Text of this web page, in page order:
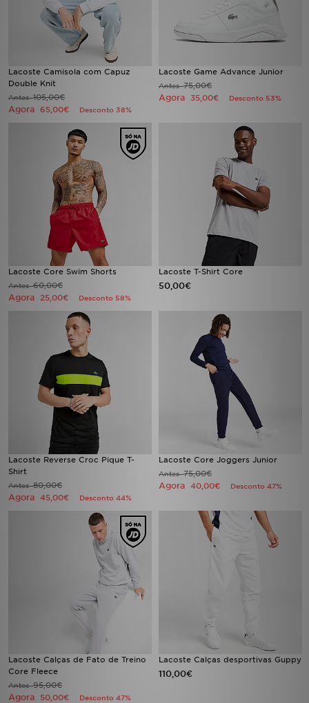
Lacoste Camisola com Capuz
Double Knit
Antes105,00€
Agora 65,00€ Desconto 38%
Lacoste Game Advance Junior
Antes75,00€
Agora 35,00€ Desconto 53%
Lacoste Core Swim Shorts
Antes60,00€
Agora 25,00€ Desconto 58%
Lacoste T-Shirt Core
50,00€
Lacoste Reverse Croc Pique T-
Shirt
Antes80,00€
Agora 45,00€ Desconto 44%
Lacoste Core Joggers Junior
Antes75,00€
Agora 40,00€ Desconto 47%
Lacoste Calças de Fato de Treino
Core Fleece
Antes95,00€
Agora 50,00€ Desconto 47%
Lacoste Calças desportivas Guppy
110,00€